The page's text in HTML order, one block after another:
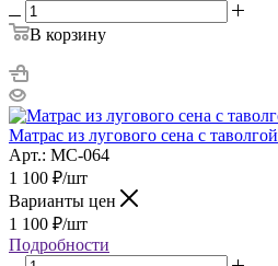
В корзину
Матрас из лугового сена с таволгой
Арт.: МС-064
1 100 ₽/шт
Варианты цен
1 100 ₽/шт
Подробности